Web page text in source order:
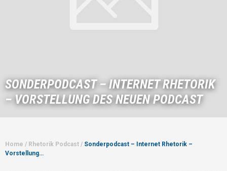
SONDERPODCAST – INTERNET RHETORIK
– VORSTELLUNG DES NEUEN PODCAST
Home / Rhetorik Podcast / Sonderpodcast – Internet Rhetorik –
Vorstellung…